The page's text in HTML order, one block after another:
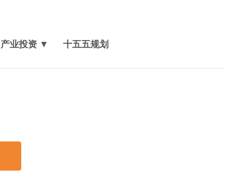
产业投资 ▼ 十五五规划